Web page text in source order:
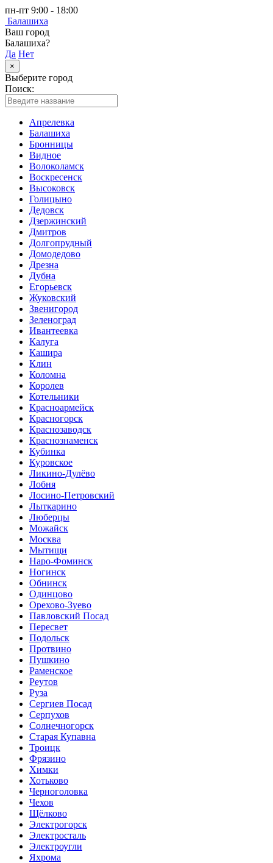
пн-пт 9:00 - 18:00
Балашиха
Ваш город
Балашиха?
Да Нет
×
Выберите город
Поиск:
Апрелевка
Балашиха
Бронницы
Видное
Волоколамск
Воскресенск
Высоковск
Голицыно
Дедовск
Дзержинский
Дмитров
Долгопрудный
Домодедово
Дрезна
Дубна
Егорьевск
Жуковский
Звенигород
Зеленоград
Ивантеевка
Калуга
Кашира
Клин
Коломна
Королев
Котельники
Красноармейск
Красногорск
Краснозаводск
Краснознаменск
Кубинка
Куровское
Ликино-Дулёво
Лобня
Лосино-Петровский
Лыткарино
Люберцы
Можайск
Москва
Мытищи
Наро-Фоминск
Ногинск
Обнинск
Одинцово
Орехово-Зуево
Павловский Посад
Пересвет
Подольск
Протвино
Пушкино
Раменское
Реутов
Руза
Сергиев Посад
Серпухов
Солнечногорск
Старая Купавна
Троицк
Фрязино
Химки
Хотьково
Черноголовка
Чехов
Щёлково
Электрогорск
Электросталь
Электроугли
Яхрома